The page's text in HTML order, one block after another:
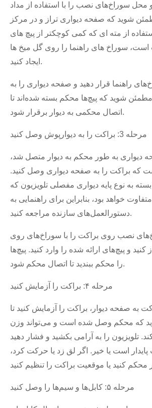
و محل سوراخ‌های نصب را با استفاده از مداد
شوید که صفحه دیواری تراز و در مرکز
از مته ای که کمی کوچکتر از پیچ های
است، سوراخ های راهنما را روی گل میخ ها
ایجاد کنید.
راهنما قرار دهید و صفحه دیواری را به
شوید که پیچ‌ها محکم بسته شده‌اند تا
اتصال محکمی به دیوار برقرار شود.
مرحله 3: براکت را به دیوارپوش وصل کنید
دیواری به طور محکم به دیوار متصل شد،
که براکت را به صفحه دیواری وصل کنید.
به نوع پایه دیواری مفصلی تلویزیون که
خواهد بود، بنابراین برای راهنمایی به
دستورالعمل‌های سازنده مراجعه کنید.
نصب روی براکت را با سوراخ‌های روی
و پیچ‌های ارائه شده را وارد کنید. پیچ‌ها
را محکم ببندید تا اتصال محکم شود.
مرحله ۴: براکت را آزمایش کنید
به صفحه دیوار، براکت را آزمایش کنید تا
که محکم وصل شده است و می‌تواند وزن
تلویزیون را به آرامی بکشید و فشار دهید
پایدار است یا خیر. اگر لق زد یا حرکت کرد،
مرحله ۵: کابل‌ها و سیم‌ها را وصل کنید